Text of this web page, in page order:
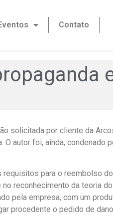
Contato
solicitada por cliente da
autor foi, ainda, condenado
para o reembolso
no reconhecimento da teoria
pela empresa, com um
procedente o pedido de